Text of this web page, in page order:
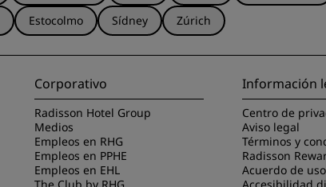
Estocolmo Sídney Zúrich
Corporativo
Radisson Hotel Group
Medios
Empleos en RHG
Empleos en PPHE
Empleos en EHL
Información
Centro de
Aviso legal
Términos y
Radisson
Acuerdo de